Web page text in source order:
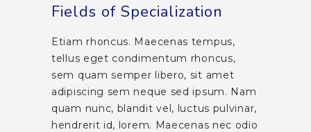
Fields of Specialization
Etiam rhoncus. Maecenas tempus,
tellus eget condimentum rhoncus,
sem quam semper libero, sit amet
adipiscing sem neque sed ipsum. Nam
quam nunc, blandit vel, luctus pulvinar,
hendrerit id, lorem. Maecenas nec odio